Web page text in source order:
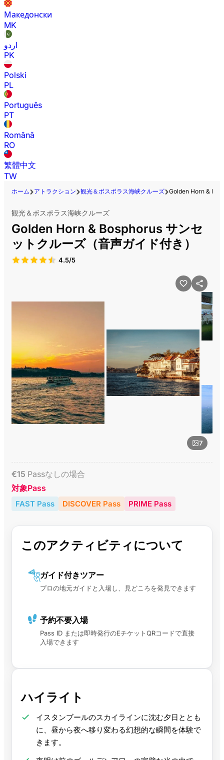
Македонски
MK
اردو
PK
Polski
PL
Português
PT
Română
RO
繁體中文
TW
ホーム アトラクション 観光＆ボスポラス海峡クルーズ Golden Horn &
7
観光＆ボスポラス海峡クルーズ
Golden Horn & Bosphorus サンセ
ットクルーズ（音声ガイド付き）
4.5/5
€15 Passなしの場合
対象Pass
FAST Pass DISCOVER Pass PRIME Pass
このアクティビティについて
ガイド付きツアー
プロの地元ガイドと入場し、見どころを発見できます
予約不要入場
Pass ID または即時発行のEチケットQRコードで直接
入場できます
ハイライト
イスタンブールのスカイラインに沈む夕日ととも
に、昼から夜へ移り変わる幻想的な瞬間を体験で
きます。